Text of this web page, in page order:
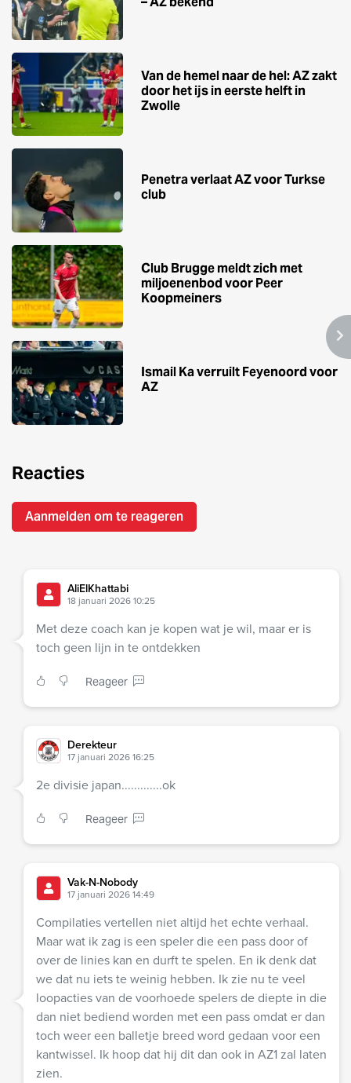
Van de hemel naar de hel: AZ zakt
door het ijs in eerste helft in
Zwolle
Penetra verlaat AZ voor Turkse
club
Club Brugge meldt zich met
miljoenenbod voor Peer
Koopmeiners
Ismail Ka verruilt Feyenoord voor
AZ
Reacties
Aanmelden om te reageren
AliElKhattabi
18 januari 2026 10:25
Met deze coach kan je kopen wat je wil, maar er is
toch geen lijn in te ontdekken
Reageer
Derekteur
17 januari 2026 16:25
2e divisie japan.............ok
Reageer
Vak-N-Nobody
17 januari 2026 14:49
Compilaties vertellen niet altijd het echte verhaal.
Maar wat ik zag is een speler die een pass door of
over de linies kan en durft te spelen. En ik denk dat
we dat nu iets te weinig hebben. Ik zie nu te veel
loopacties van de voorhoede spelers de diepte in die
dan niet bediend worden met een pass omdat er dan
toch weer een balletje breed word gedaan voor een
kantwissel. Ik hoop dat hij dit dan ook in AZ1 zal laten
zien.